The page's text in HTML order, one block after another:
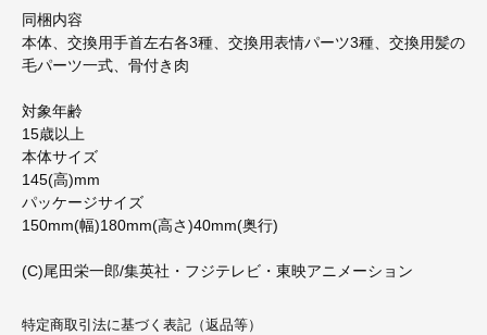
同梱内容
本体、交換用手首左右各3種、交換用表情パーツ3種、交換用髪の
毛パーツ一式、骨付き肉
対象年齢
15歳以上
本体サイズ
145(高)mm
パッケージサイズ
150mm(幅)180mm(高さ)40mm(奥行)
(C)尾田栄一郎/集英社・フジテレビ・東映アニメーション
特定商取引法に基づく表記（返品等）